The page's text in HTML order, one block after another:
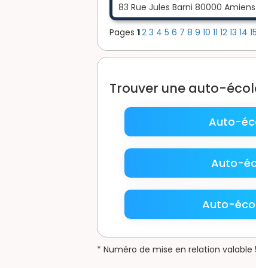
83 Rue Jules Barni 80000 Amiens
Pages 12 3 4 5 6 7 8 9 10 11 12 13 14 15
Trouver une auto-
Auto-
Auto-
Auto-
* Numéro de mise en relation